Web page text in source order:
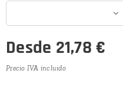
Desde 21,78 €
Precio IVA incluido